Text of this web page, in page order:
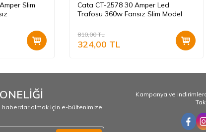
Slim
Cata CT-2578 30 Amper Led
Trafosu 360w Fansız Slim Model
810,00TL
324,00 TL
olmak için e-bültenimize
Kampanya ve